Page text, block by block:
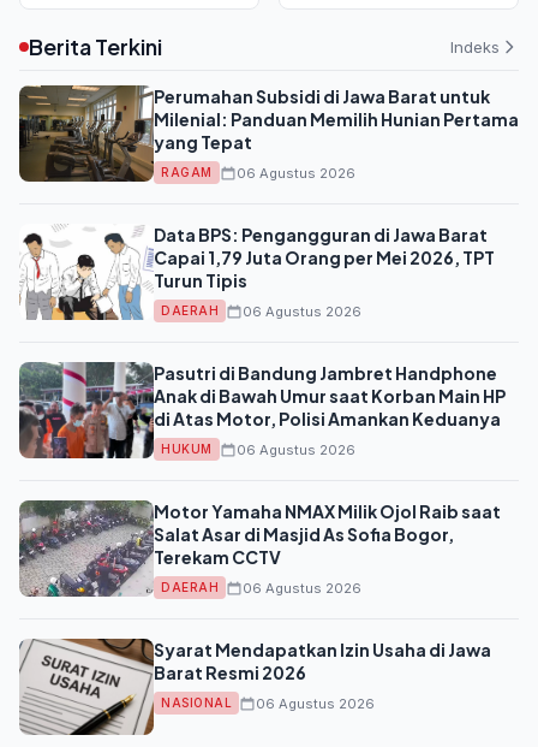
Berita Terkini Indeks
Perumahan Subsidi di Jawa Barat untuk
Milenial: Panduan Memilih Hunian Pertama
yang Tepat
RAGAM 06 Agustus 2026
Data BPS: Pengangguran di Jawa Barat
Capai 1,79 Juta Orang per Mei 2026, TPT
Turun Tipis
DAERAH 06 Agustus 2026
Pasutri di Bandung Jambret Handphone
Anak di Bawah Umur saat Korban Main HP
di Atas Motor, Polisi Amankan Keduanya
HUKUM 06 Agustus 2026
Motor Yamaha NMAX Milik Ojol Raib saat
Salat Asar di Masjid As Sofia Bogor,
Terekam CCTV
DAERAH 06 Agustus 2026
Syarat Mendapatkan Izin Usaha di Jawa
Barat Resmi 2026
NASIONAL 06 Agustus 2026